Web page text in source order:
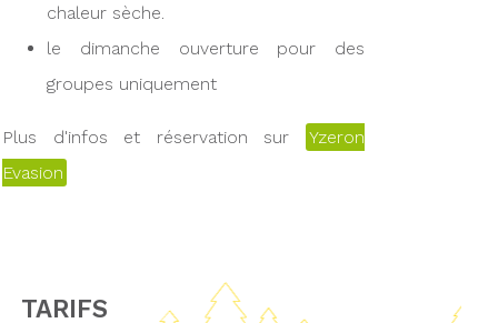
chaleur sèche.
le dimanche ouverture pour des
groupes uniquement
Plus d'infos et réservation sur
Yzeron
Evasion
TARIFS